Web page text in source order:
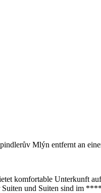
Mlýn entfernt an
komfortable
und Suiten sind im